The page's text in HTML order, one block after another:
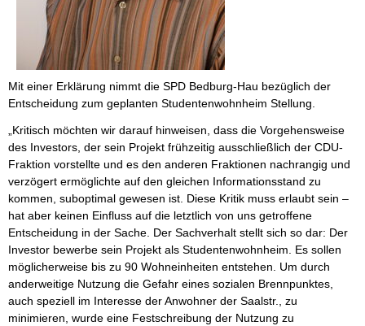
Mit einer Erklärung nimmt die SPD Bedburg-Hau bezüglich der
Entscheidung zum geplanten Studentenwohnheim Stellung.
„Kritisch möchten wir darauf hinweisen, dass die Vorgehensweise
des Investors, der sein Projekt frühzeitig ausschließlich der CDU-
Fraktion vorstellte und es den anderen Fraktionen nachrangig und
verzögert ermöglichte auf den gleichen Informationsstand zu
kommen, suboptimal gewesen ist. Diese Kritik muss erlaubt sein –
hat aber keinen Einfluss auf die letztlich von uns getroffene
Entscheidung in der Sache. Der Sachverhalt stellt sich so dar: Der
Investor bewerbe sein Projekt als Studentenwohnheim. Es sollen
möglicherweise bis zu 90 Wohneinheiten entstehen. Um durch
anderweitige Nutzung die Gefahr eines sozialen Brennpunktes,
auch speziell im Interesse der Anwohner der Saalstr., zu
minimieren, wurde eine Festschreibung der Nutzung zu